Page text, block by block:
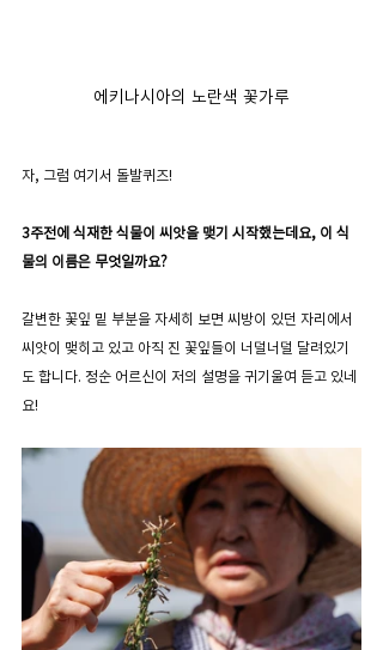
에키나시아의 노란색 꽃가루
자, 그럼 여기서 돌발퀴즈!
3주전에 식재한 식물이 씨앗을 맺기 시작했는데요, 이 식
물의 이름은 무엇일까요?
갈변한 꽃잎 밑 부분을 자세히 보면 씨방이 있던 자리에서
씨앗이 맺히고 있고 아직 진 꽃잎들이 너덜너덜 달려있기
도 합니다. 정순 어르신이 저의 설명을 귀기울여 듣고 있네
요!